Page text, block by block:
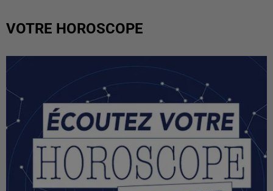
VOTRE HOROSCOPE